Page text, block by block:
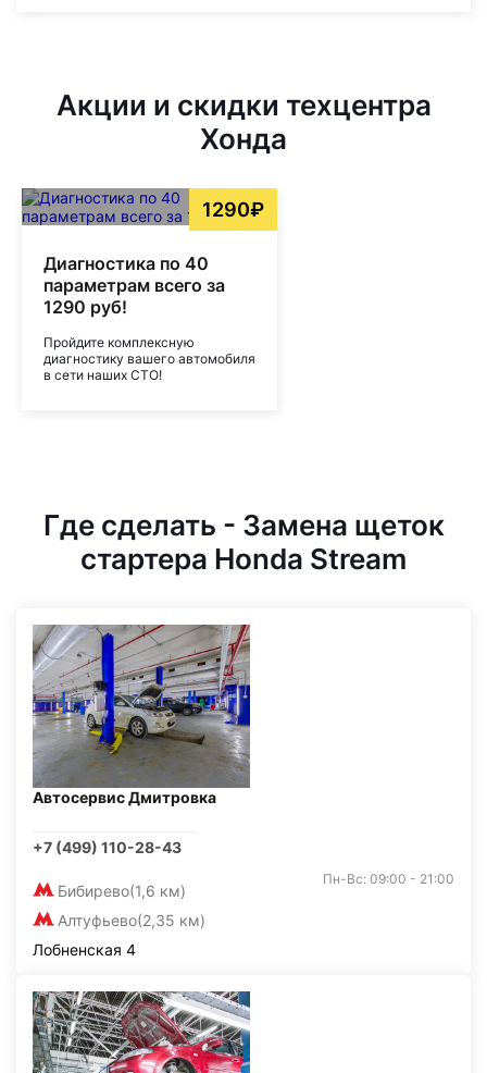
Акции и скидки техцентра
Хонда
1290₽
Диагностика по 40
параметрам всего за
1290 руб!
Пройдите комплексную
диагностику вашего автомобиля
в сети наших СТО!
Где сделать - Замена щеток
стартера Honda Stream
Автосервис Дмитровка
+7 (499) 110-28-43
Бибирево(1,6 км)
Алтуфьево(2,35 км)
Пн-Вс: 09:00 - 21:00
Лобненская 4